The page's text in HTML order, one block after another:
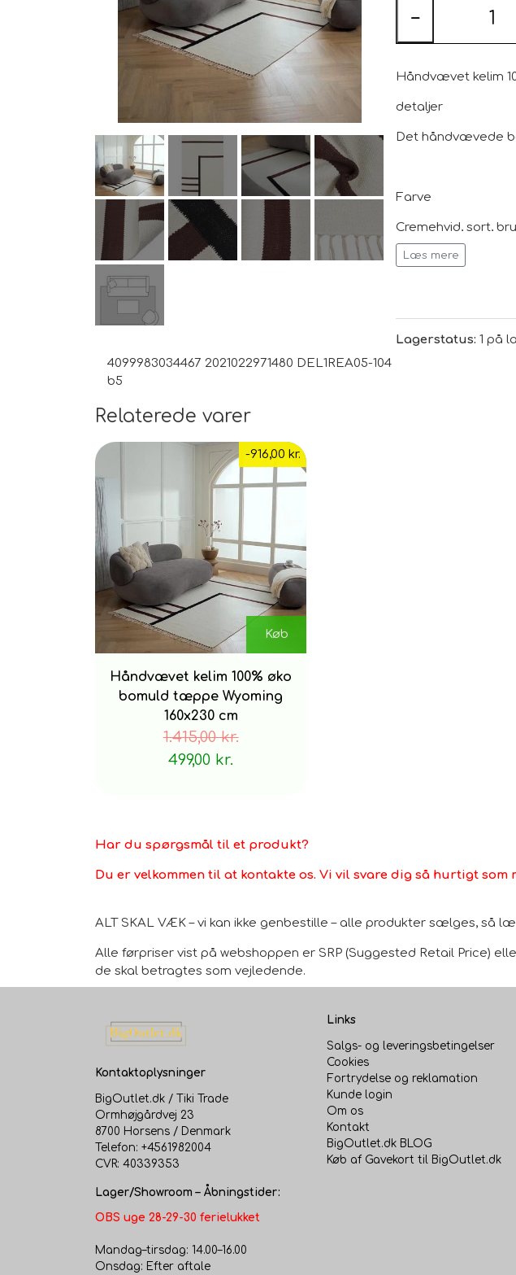
Baby og Barneutstyr
Barnevogne klapvogne og diverse
Kontor og administration Hus og dekoration
lys og pærer
Sport
−
Håndvævet kelim
detaljer
Det håndvævede
Farve
Cremehvid, sort,
B 200 cm, L 300cm
Læs mere
Lagerstatus: 1 på
4099983034467 2021022971480 DEL1REA05-104
b5
Relaterede varer
-916,00 kr.
Køb
Håndvævet kelim 100% øko
bomuld tæppe Wyoming
160x230 cm
1.415,00 kr.
499,00 kr.
Har du spørgsmål til et produkt?
Du er velkommen til at kontakte os. Vi vil svare dig så hurtigt
ALT SKAL VÆK – vi kan ikke genbestille – alle produkter sælges, så
Alle førpriser vist på webshoppen er SRP (Suggested Retail Price)
de skal betragtes som vejledende.
Kontaktoplysninger
BigOutlet.dk / Tiki Trade
Ormhøjgårdvej 23
8700 Horsens / Denmark
Telefon: +4561982004
CVR: 40339353
Lager/Showroom – Åbningstider:
OBS uge 28-29-30 ferielukket
Mandag–tirsdag: 14.00–16.00
Onsdag: Efter aftale
Links
Salgs- og leveringsbetingelser
Cookies
Fortrydelse og reklamation
Kunde login
Om os
Kontakt
BigOutlet.dk BLOG
Køb af Gavekort til BigOutlet.dk